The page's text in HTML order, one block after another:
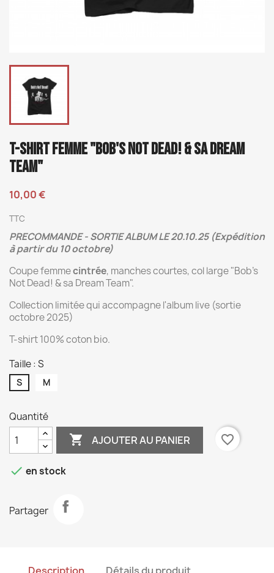
T-SHIRT FEMME "BOB'S NOT DEAD! & SA DREAM
TEAM"
10,00 €
TTC
PRECOMMANDE - SORTIE ALBUM LE 20.10.25 (Expédition
à partir du 10 octobre)
Coupe femmecintrée, manches courtes, col large "Bob's
Not Dead! & sa Dream Team".
Collection limitée qui accompagne l'album live (sortie
octobre 2025)
T-shirt 100% coton bio.
Taille : S
S M
Quantité
 AJOUTER AU PANIER favorite_border
 en stock
Partager